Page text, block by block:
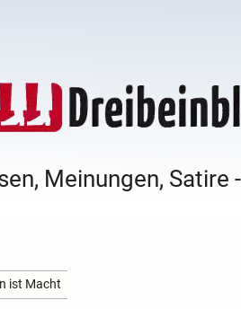
Meinungen, Satire
ist Macht